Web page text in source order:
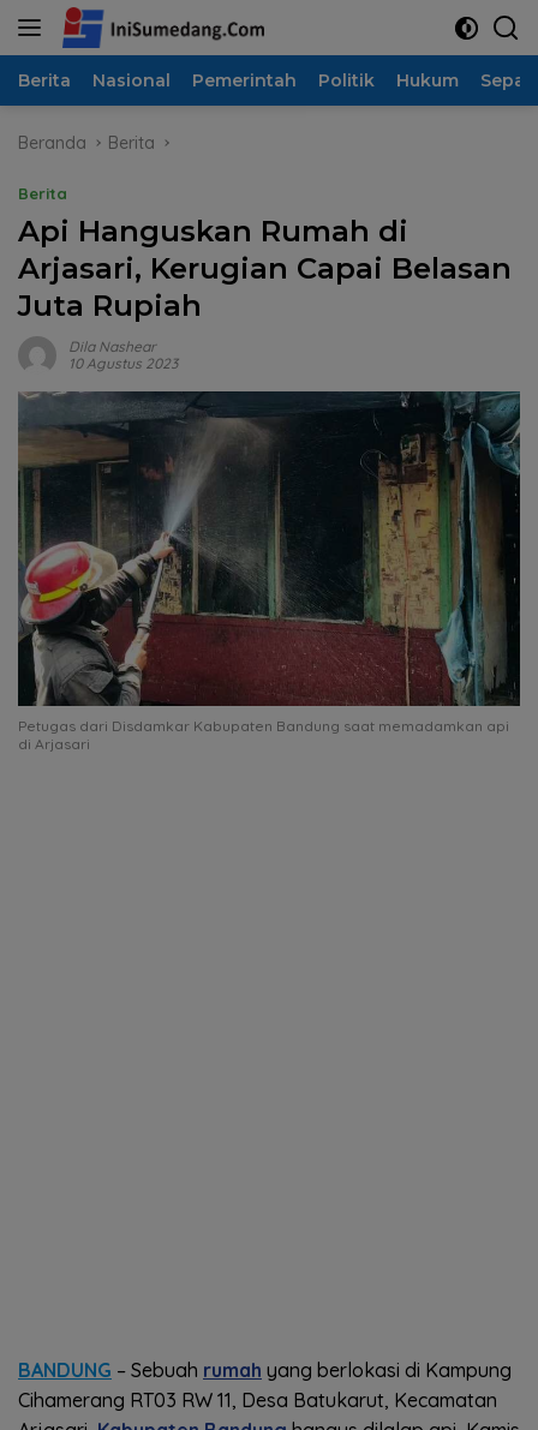
Langsung
Berita Nasional Pemerintah Politik Hukum
Beranda Berita
Berita
Api Hanguskan Rumah di
Arjasari, Kerugian Capai Belasan
Juta Rupiah
Dila Nashear
10 Agustus 2023
Petugas dari Disdamkar Kabupaten Bandung saat memadamkan api
di Arjasari
BANDUNG – Sebuah rumah yang berlokasi di Kampung
Cihamerang RT03 RW 11, Desa Batukarut, Kecamatan